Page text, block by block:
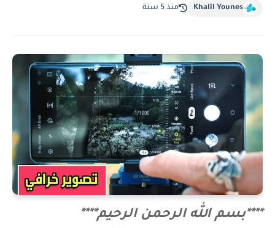
Khalil Younes منذ 5 سنة
****بسم الله الرحمن الرحيم****